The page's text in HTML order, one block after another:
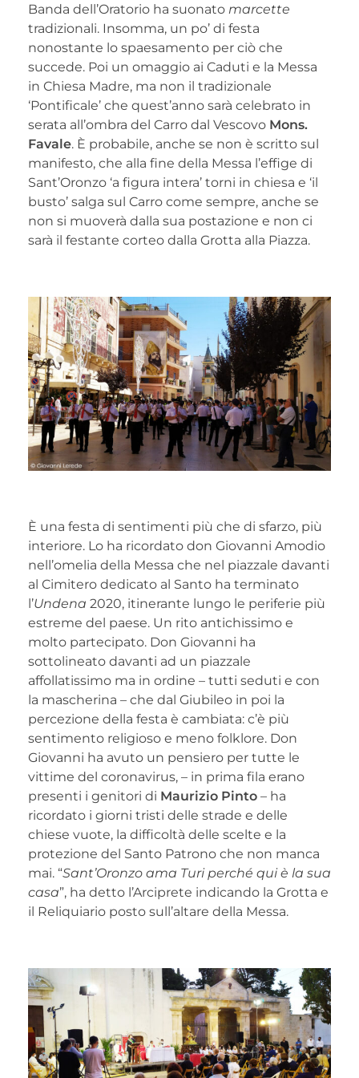
Banda dell’Oratorio ha suonato marcette
tradizionali. Insomma, un po’ di festa
nonostante lo spaesamento per ciò che
succede. Poi un omaggio ai Caduti e la Messa
in Chiesa Madre, ma non il tradizionale
‘Pontificale’ che quest’anno sarà celebrato in
serata all’ombra del Carro dal Vescovo Mons.
Favale. È probabile, anche se non è scritto sul
manifesto, che alla fine della Messa l’effige di
Sant’Oronzo ‘a figura intera’ torni in chiesa e ‘il
busto’ salga sul Carro come sempre, anche se
non si muoverà dalla sua postazione e non ci
sarà il festante corteo dalla Grotta alla Piazza.
È una festa di sentimenti più che di sfarzo, più
interiore. Lo ha ricordato don Giovanni Amodio
nell’omelia della Messa che nel piazzale davanti
al Cimitero dedicato al Santo ha terminato
l’Undena 2020, itinerante lungo le periferie più
estreme del paese. Un rito antichissimo e
molto partecipato. Don Giovanni ha
sottolineato davanti ad un piazzale
affollatissimo ma in ordine – tutti seduti e con
la mascherina – che dal Giubileo in poi la
percezione della festa è cambiata: c’è più
sentimento religioso e meno folklore. Don
Giovanni ha avuto un pensiero per tutte le
vittime del coronavirus, – in prima fila erano
presenti i genitori di Maurizio Pinto – ha
ricordato i giorni tristi delle strade e delle
chiese vuote, la difficoltà delle scelte e la
protezione del Santo Patrono che non manca
mai. “Sant’Oronzo ama Turi perché qui è la sua
casa”, ha detto l’Arciprete indicando la Grotta e
il Reliquiario posto sull’altare della Messa.